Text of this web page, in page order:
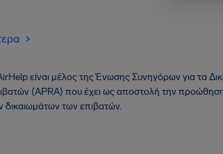
είναι μέλος της Ένωσης Συνηγόρων για τα
(APRA) που έχει ως αποστολή την
δικαιωμάτων των επιβατών.